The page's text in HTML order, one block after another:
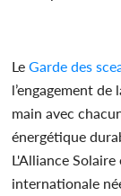
Le Garde des
l’engagement
main avec
énergétique
L'Alliance
internationale